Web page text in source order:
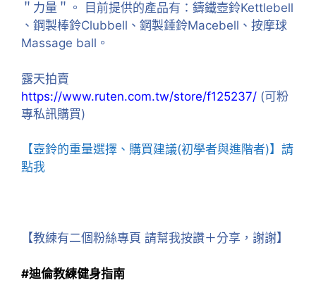
＂力量＂。 目前提供的產品有：鑄鐵壺鈴Kettlebell
、鋼製棒鈴Clubbell、鋼製錘鈴Macebell、按摩球
Massage ball。
露天拍賣
https://www.ruten.com.tw/store/f125237/ (可粉
專私訊購買)
【壺鈴的重量選擇、購買建議(初學者與進階者)】請
點我
【教練有二個粉絲專頁 請幫我按讚＋分享，謝謝】
#迪倫教練健身指南